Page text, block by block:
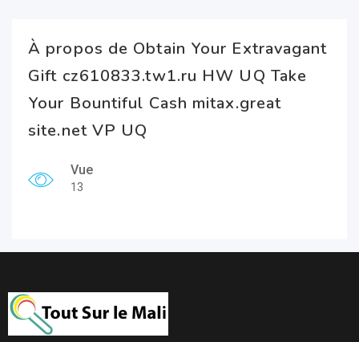
À propos de Obtain Your Extravagant
Gift cz610833.tw1.ru HW UQ Take
Your Bountiful Cash mitax.great
site.net VP UQ
Vue
13